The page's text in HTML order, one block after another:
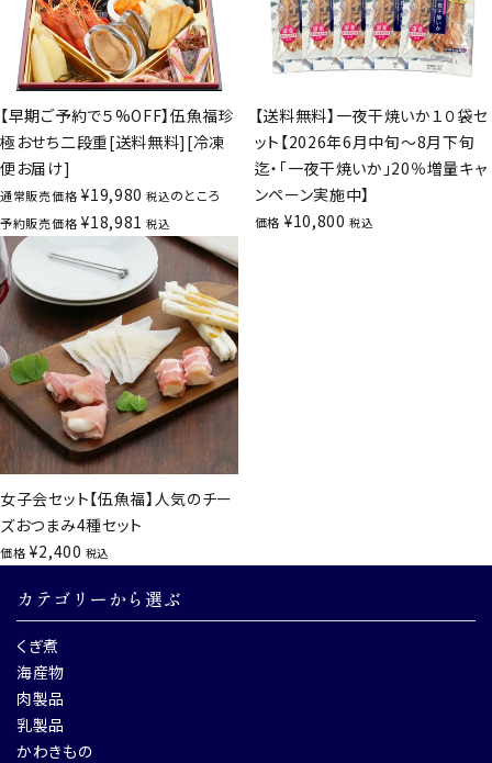
【早期ご予約で５%OFF】伍魚福珍
極おせち二段重[送料無料][冷凍
便お届け]
通常販売価格 ¥19,980 税込のところ
予約販売価格 ¥18,981 税込
【送料無料】一夜干焼いか１０袋セ
ット【2026年6月中旬～8月下旬
迄・「一夜干焼いか」20％増量キャ
ンペーン実施中】
価格 ¥10,800 税込
女子会セット【伍魚福】人気のチー
ズおつまみ4種セット
価格 ¥2,400 税込
カテゴリーから選ぶ
くぎ煮
海産物
肉製品
乳製品
かわきもの